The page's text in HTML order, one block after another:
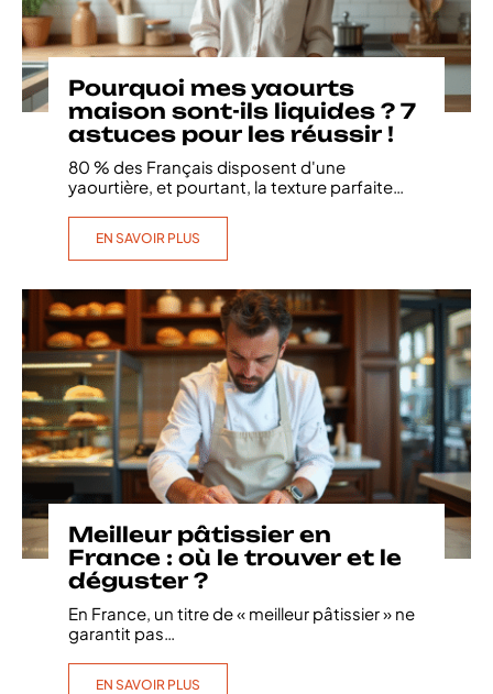
Pourquoi mes yaourts
maison sont-ils liquides ? 7
astuces pour les réussir !
80 % des Français disposent d'une
yaourtière, et pourtant, la texture parfaite…
EN SAVOIR PLUS
Meilleur pâtissier en
France : où le trouver et le
déguster ?
En France, un titre de « meilleur pâtissier » ne
garantit pas
EN SAVOIR PLUS